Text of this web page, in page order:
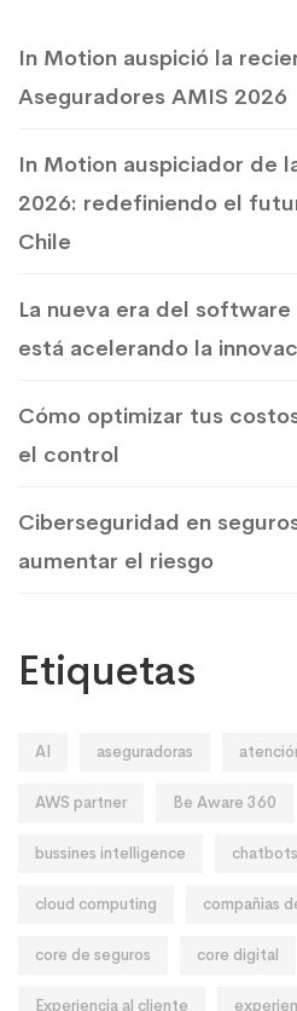
In Motion auspició la
Aseguradores AMIS 2026
In Motion auspiciador de
2026: redefiniendo el
Chile
La nueva era del
está acelerando la
Cómo optimizar tus
el control
Ciberseguridad en
aumentar el riesgo
Etiquetas
AI aseguradoras
AWS partner Be Aware 360
bussines intelligence chatbots
cloud computing compañias
core de seguros core digital
Experiencia al cliente